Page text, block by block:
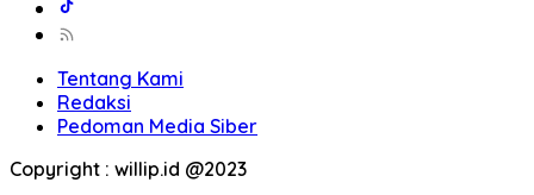
Tentang Kami
Redaksi
Pedoman Media Siber
Copyright : willip.id @2023